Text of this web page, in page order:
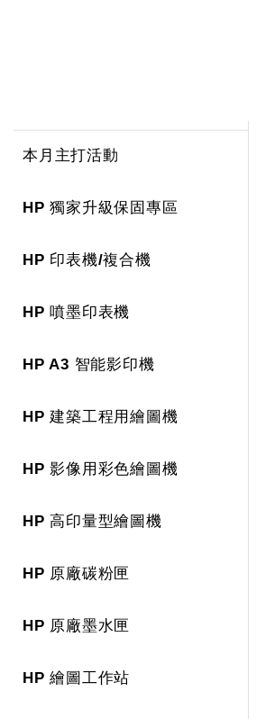
本月主打活動
HP 獨家升級保固專區
HP 印表機/複合機
HP 噴墨印表機
HP A3 智能影印機
HP 建築工程用繪圖機
HP 影像用彩色繪圖機
HP 高印量型繪圖機
HP 原廠碳粉匣
HP 原廠墨水匣
HP 繪圖工作站